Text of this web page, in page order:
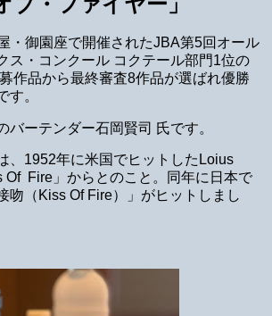
・御園座で開催されたJBA第5回オール
ス・コンクール コクテール部門1位の
作品から最終審査8作品が選ばれ優勝
す。
バーテンダー石岡賢司 氏です。
、1952年に米国でヒットしたLoius
Of Fire」からとのこと。同年に日本で
吻（Kiss Of Fire）」がヒットしまし